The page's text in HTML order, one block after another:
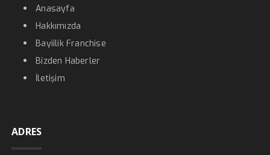
Anasayfa
Hakkımızda
Bayiilik Franchise
Bizden Haberler
İletişim
ADRES